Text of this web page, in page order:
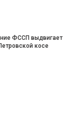
ФССП выдвигает
косе